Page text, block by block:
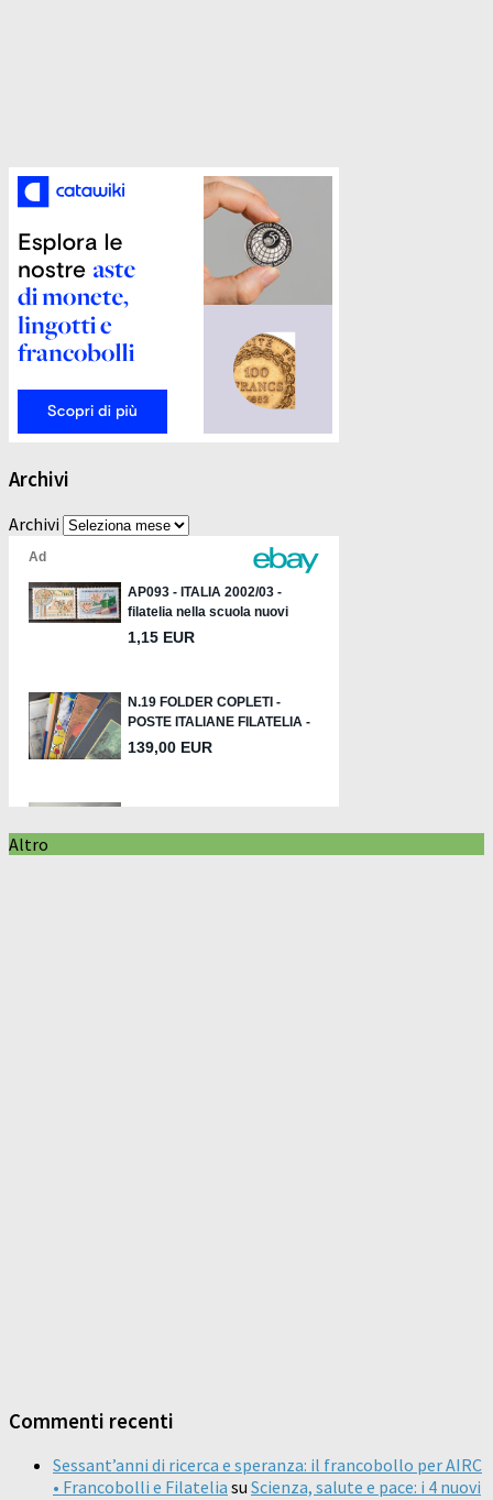
Archivi
Archivi
Altro
Commenti recenti
Sessant’anni di ricerca e speranza: il francobollo per AIRC
• Francobolli e Filatelia su Scienza, salute e pace: i 4 nuovi